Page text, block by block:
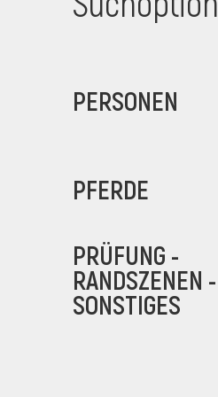
PERSONEN
PFERDE
PRÜFUNG -
RANDSZENEN -
SONSTIGES